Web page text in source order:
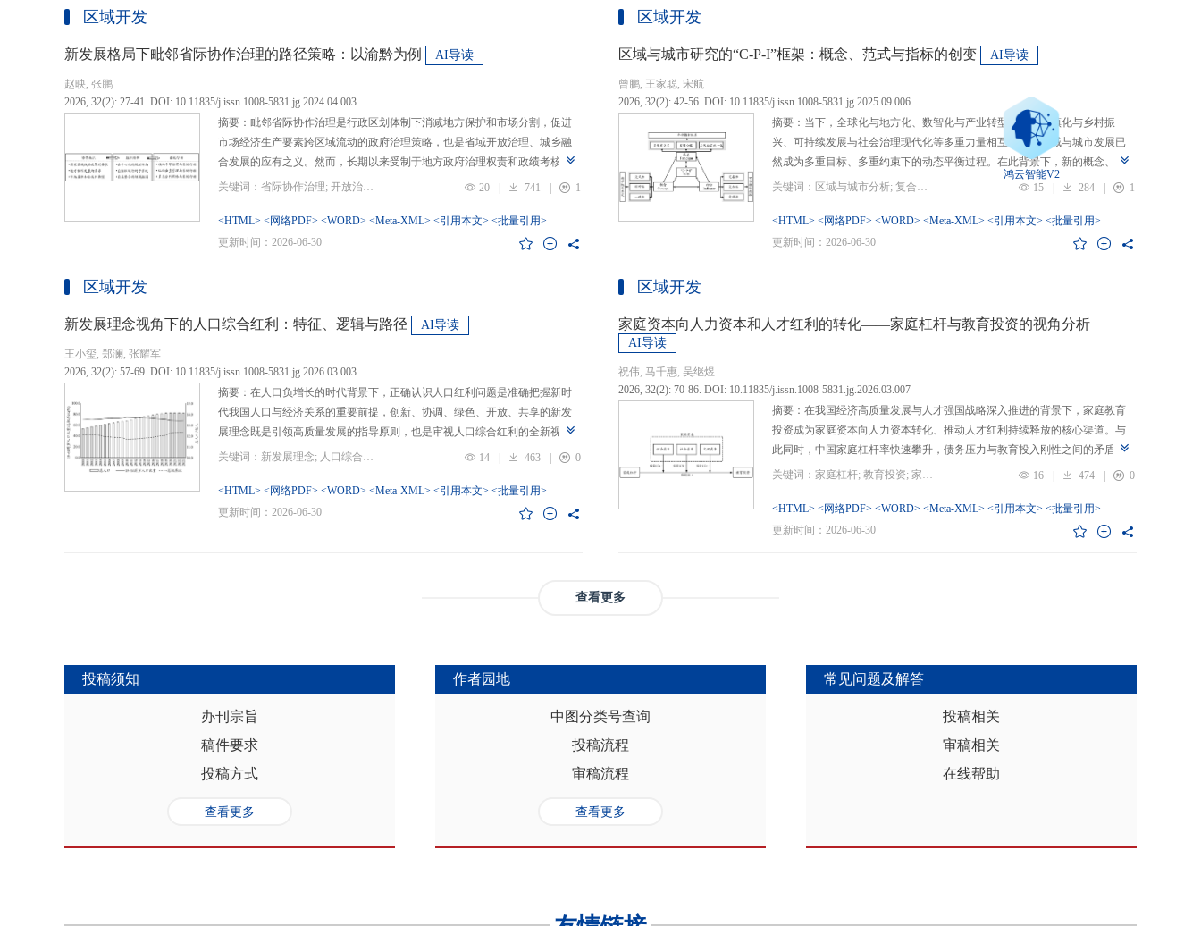
回答了新时代“办什么样的教育”的根本问题；第三，从方法论角度立足基本国情遵循教育规律，提出了深化教
育改革创新的总体思路和战略部署，涵盖教育地位的确立、教育道路的选择、教育动力的激发、教育路径的规
划以及教育主体的培育，创新性回答了新时代“怎么办教育”的实践问题。
等跨区域合作模式，实现国家治理和区域治理效率的统一。在区域经济格局深刻变革与国内发展目标转型升级
的背景下，区域经济治理面临新形势与新挑战。未来区域经济治理研究应聚焦数字时代区域协调发展、因地制
宜发展新质生产力、构建全国统一大市场等重大现实问题，从新治理主体、新发展目标、新治理工具等维度深
化探索，进一步丰富和完善中国特色区域经济治理理论体系，为新时代区域协调发展与区域高质量发展提供学
理支撑。
区域开发
新发展格局下毗邻省际协作治理的路径策略：以渝黔为例 AI导读
赵映, 张鹏
2026, 32(2): 27-41. DOI: 10.11835/j.issn.1008-5831.jg.2024.04.003
摘要：毗邻省际协作治理是行政区划体制下消减地方保护和市场分割，促进
市场经济生产要素跨区域流动的政府治理策略，也是省域开放治理、城乡融
合发展的应有之义。然而，长期以来受制于地方政府治理权责和政绩考核的
行政区划界限，以及竞争性发展博弈中日渐固化的地方利益，毗邻省际协作
内需、畅通经济循环、建设全国统一大市场的政策导向，为毗邻省际协作治
理提供了新的机遇，借此探析其路径策略是构建新发展格局的内在要求和重
例，采用半结构化访谈法收集数据资料，探析新发展格局下毗邻省际协作治
理的路径策略。研究表明，毗邻省际协作治理是毗邻省（自治区、直辖市）
达成多向度的系统性治理行动过程。新发展格局下毗邻省际协作治理的路径
策略首先是厘清国家战略政策要求、省际协作发展需要，以及市场主体和民
众期望，凝聚利益相关主体的协作治理共识，明确毗邻省际协作治理是省域
开放治理必须积极作为的必答题。其次，统筹衔接国家战略政策与省域治理
规划，构建去中心化的组织结构总体布局，下好毗邻协作先行示范区创建、
网络协同治理的比较优势和互补功能，牵住“牛鼻子”工程，着重优化开放协作
机制和生态共保联治，促进基础设施和基本公共服务一体化，推动产业链整
关键词：省际协作治理; 开放治理; 行政区划; 统一大市场; 新发展格局 20 | 741 | 1
<HTML> <网络PDF> <WORD> <Meta-XML> <引用本文> <批量引用>
更新时间：2026-06-30
区域开发
区域与城市研究的“C-P-I”框架：概念、范式与指标的创变 AI导读
曾鹏, 王家聪, 宋航
2026, 32(2): 42-56. DOI: 10.11835/j.issn.1008-5831.jg.2025.09.006
摘要：当下，全球化与地方化、数智化与产业转型、新型城镇化与乡村振
兴、可持续发展与社会治理现代化等多重力量相互交织，区域与城市发展已
然成为多重目标、多重约束下的动态平衡过程。在此背景下，新的概念、新
的要求、新的范围不断涌现，形成了以“A视角下的B”“面向A的B”“基于A的B”
而是蕴含了新的目标要求、关系规范或作用范围，代表了对区域与城市复杂
问题的新认知。然而，目前学术界对于这类复杂概念的综合评价研究相对滞
概念内涵关键方面，也缺乏系统检验。对此，文章提出区域与城市研究的“C-
重一致性，即确保概念界定与测量操作的逻辑统一。其次，在指标体系科学
构建上，采用多维交叉原则，深入交叉单元层面进行刻画；层级分解原则，
建立从目的层到场景层、要素层、观测层、指标层和说明层的系统结构；应
然实然一体原则，实现理论理想与现实测量的统一。最后，在具体指标可信
选择上，强调完备性，全面覆盖概念内涵；强调复合性，体现概念的交叉交
架不仅提供了评价复杂概念的工具，更蕴含促进复杂概念发现与再生产的机
制，能够推动区域分析从传统的、相对静态的、单一维度的模式，向更加动
关键词：区域与城市分析; 复合概念; “C-P-I”框架; 指标体系 15 | 284 | 1
<HTML> <网络PDF> <WORD> <Meta-XML> <引用本文> <批量引用>
更新时间：2026-06-30
区域开发
新发展理念视角下的人口综合红利：特征、逻辑与路径 AI导读
王小玺, 郑澜, 张耀军
2026, 32(2): 57-69. DOI: 10.11835/j.issn.1008-5831.jg.2026.03.003
摘要：在人口负增长的时代背景下，正确认识人口红利问题是准确把握新时
代我国人口与经济关系的重要前提，创新、协调、绿色、开放、共享的新发
展理念既是引领高质量发展的指导原则，也是审视人口综合红利的全新视
角。从内涵特征看，新时代的人口综合红利理论是在发展基础、核心理念和
位和发展进程，以人口数量、结构、素质、分布等人口条件为基础，以新发
展理念为导向，通过政策措施的适应性调整从而培育、巩固和收获人口优
中，既要立足当下人口负增长的现实，充分挖掘和利用现有人口条件，也要
放眼未来人口发展趋势，积极挖掘、培育人口结构优化红利、人口素质提升
红利和人口合理分布红利，以相关政策制度的调整完善为路径，引导人口发
展符合创新、协调、绿色、开放、共享的理念需求，积极回应人口发展的趋
势性特征和高质量发展的目标任务，通过进一步完善生育养老政策、推进教
育强国建设、优化城镇格局体系，以人口与经济高质量发展支撑中国式现代
关键词：新发展理念; 人口综合红利; 高质量发展; 人口政策; 中国式现代化 14 | 463 | 0
<HTML> <网络PDF> <WORD> <Meta-XML> <引用本文> <批量引用>
更新时间：2026-06-30
区域开发
家庭资本向人力资本和人才红利的转化——家庭杠杆与教育投资的视角分析
AI导读
祝伟, 马千惠, 吴继煜
2026, 32(2): 70-86. DOI: 10.11835/j.issn.1008-5831.jg.2026.03.007
摘要：在我国经济高质量发展与人才强国战略深入推进的背景下，家庭教育
投资成为家庭资本向人力资本转化、推动人才红利持续释放的核心渠道。与
此同时，中国家庭杠杆率快速攀升，债务压力与教育投入刚性之间的矛盾日
益凸显，二者的互动关系直接关系到人力资本积累效率、教育公平与家庭金
育投资的作用机制，且普遍忽视家庭经济、社会、文化资本的综合调节效应
与多维度异质性特征。基于此，文章利用2017年和2019年中国家庭金融调查
弱，表明资本充裕家庭可依靠自有资源满足教育需求，降低对债务融资的依
赖。第三，异质性分析结果显示，债务多元化水平较低、主要依赖内源融资
以及城镇的家庭在杠杆上升时更倾向于增加更多的教育投资。第四，进一步
讨论后发现，家庭杠杆与教育投资之间存在倒“U”型的非线性关系，当家庭财
务压力较轻时，杠杆上升会促使家庭增加教育投入，但财务负担过重时则导
致教育支出削减，说明适度杠杆可缓解流动性约束并支撑教育投入，而过度
关键词：家庭杠杆; 教育投资; 家庭资本; 家庭债务结构; CHFS 16 | 474 | 0
<HTML> <网络PDF> <WORD> <Meta-XML> <引用本文> <批量引用>
更新时间：2026-06-30
查看更多
投稿须知
办刊宗旨
稿件要求
投稿方式
查看更多
作者园地
中图分类号查询
投稿流程
审稿流程
查看更多
常见问题及解答
投稿相关
审稿相关
在线帮助
鸿云智能V2